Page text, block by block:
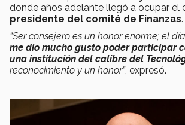
donde años adelante llegó a ocupar el
presidente del comité de Finanzas.
“Ser consejero es un honor enorme; el
me dio mucho gusto poder participar
una institución del calibre del
reconocimiento y un honor”, expresó.